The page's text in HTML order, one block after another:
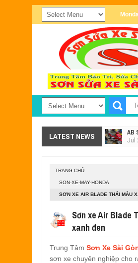
LATEST NEWS AB
Jul
May
Jul
TRANG CHỦ
SON-XE-MAY-HONDA
SƠN XE AIR BLADE THÁI MÀU
Sơn xe Air Blade
xanh đen
Trung Tâm Sơn Xe Sài
sơn xe chuyên nghiệp cho